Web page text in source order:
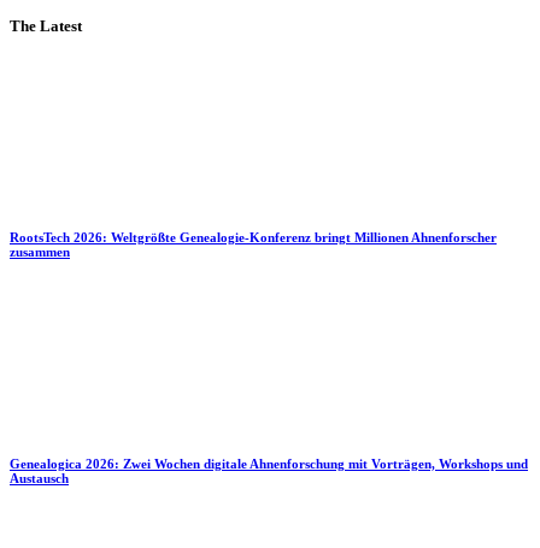
The Latest
RootsTech 2026: Weltgrößte Genealogie-Konferenz bringt Millionen Ahnenforscher
zusammen
Genealogica 2026: Zwei Wochen digitale Ahnenforschung mit Vorträgen, Workshops und
Austausch